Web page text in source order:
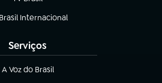
(abre em nova aba)
Internacional
em nova aba)
Serviços
A Voz do Brasil
(abre em nova aba)